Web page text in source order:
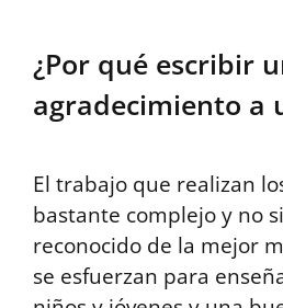
¿Por qué escribir
agradecimiento a
El trabajo que realizan
bastante complejo y no
reconocido de la mejor
se esfuerzan para